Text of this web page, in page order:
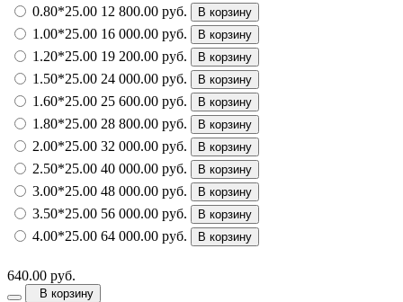
0.80*25.00 12 800.00 руб. В корзину
1.00*25.00 16 000.00 руб. В корзину
1.20*25.00 19 200.00 руб. В корзину
1.50*25.00 24 000.00 руб. В корзину
1.60*25.00 25 600.00 руб. В корзину
1.80*25.00 28 800.00 руб. В корзину
2.00*25.00 32 000.00 руб. В корзину
2.50*25.00 40 000.00 руб. В корзину
3.00*25.00 48 000.00 руб. В корзину
3.50*25.00 56 000.00 руб. В корзину
4.00*25.00 64 000.00 руб. В корзину
640.00 руб.
В корзину